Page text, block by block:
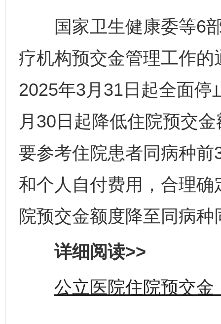
国家卫生健康委等6部
疗机构预交金管理工作
2025年3月31日起全面停
月30日起降低住院预交
要参考住院患者同病种
和个人自付费用，合理
院预交金额度降至同病
详细阅读>>
公立医院住院预交金